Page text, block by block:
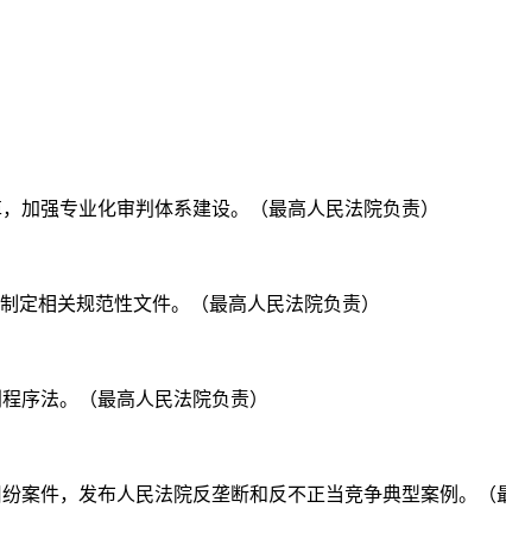
加强专业化审判体系建设。（最高人民法院负责）
定相关规范性文件。（最高人民法院负责）
序法。（最高人民法院负责）
案件，发布人民法院反垄断和反不正当竞争典型案例。（